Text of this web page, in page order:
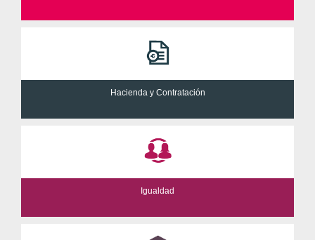
Hacienda y Contratación
Igualdad